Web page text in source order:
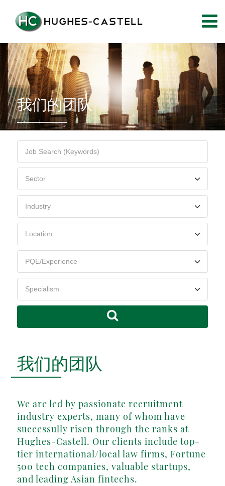
我们的团队
我们的团队
We are led by passionate recruitment
industry experts, many of whom have
successully risen through the ranks at
Hughes-Castell. Our clients include top-
tier international/local law firms, Fortune
500 tech companies, valuable startups,
and leading Asian fintechs.